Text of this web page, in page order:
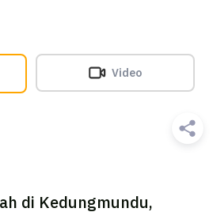
Video
di Kedungmundu,